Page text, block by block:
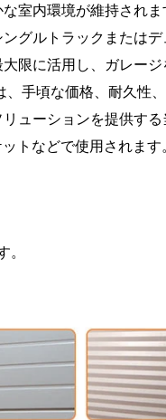
室内環境が維持されま
グルトラックまたは
限に活用し、ガレー
手頃な価格、耐久性
ューションを提供する
トなどで使用されます
。